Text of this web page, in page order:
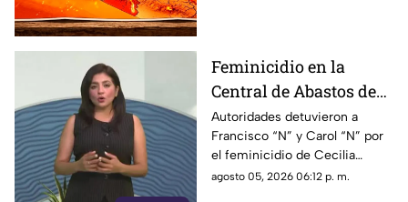
Feminicidio en la
Central de Abastos de
Comitán: capturan a
dos implicados, una
detención ocurrió en
Jalisco
Autoridades detuvieron a
Francisco “N” y Carol “N” por
el feminicidio de Cecilia
Viviana en Comitán. La Fiscalía
agosto 05, 2026 06:12 p. m.